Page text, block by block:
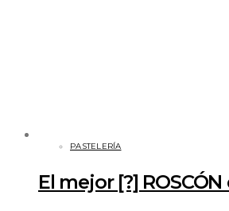
PASTELERÍA
El mejor [?]